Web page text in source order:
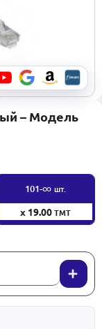
– Модель
101-∞ шт.
x 19.00ТМТ